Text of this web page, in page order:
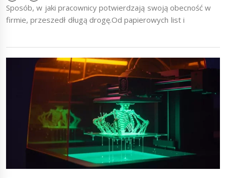
Sposób, w jaki pracownicy potwierdzają swoją obecność w
firmie, przeszedł długą drogę.Od papierowych list i